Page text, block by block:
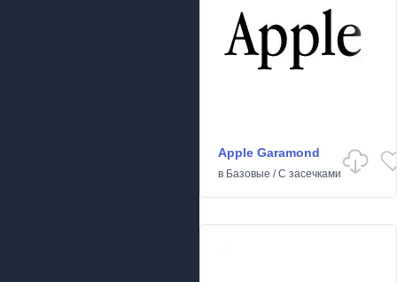
Apple Garamond
в Базовые /С засечками